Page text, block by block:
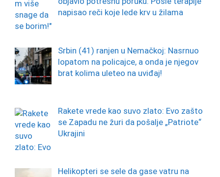
napisao reči koje lede krv u žilama
Srbin (41) ranjen u Nemačkoj: Nasrnuo
lopatom na policajce, a onda je njegov
brat kolima uleteo na uviđaj!
Rakete vrede kao suvo zlato: Evo zašto
se Zapadu ne žuri da pošalje „Patriote“
Ukrajini
Helikopteri se sele da gase vatru na